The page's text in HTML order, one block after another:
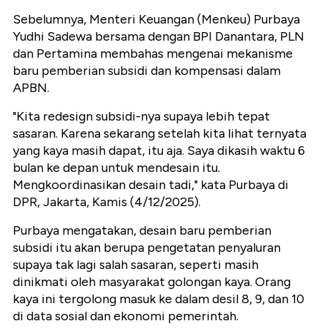
Sebelumnya, Menteri Keuangan (Menkeu) Purbaya
Yudhi Sadewa bersama dengan BPI Danantara, PLN
dan Pertamina membahas mengenai mekanisme
baru pemberian subsidi dan kompensasi dalam
APBN.
"Kita redesign subsidi-nya supaya lebih tepat
sasaran. Karena sekarang setelah kita lihat ternyata
yang kaya masih dapat, itu aja. Saya dikasih waktu 6
bulan ke depan untuk mendesain itu.
Mengkoordinasikan desain tadi," kata Purbaya di
DPR, Jakarta, Kamis (4/12/2025).
Purbaya mengatakan, desain baru pemberian
subsidi itu akan berupa pengetatan penyaluran
supaya tak lagi salah sasaran, seperti masih
dinikmati oleh masyarakat golongan kaya. Orang
kaya ini tergolong masuk ke dalam desil 8, 9, dan 10
di data sosial dan ekonomi pemerintah.